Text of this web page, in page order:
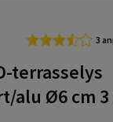
3
terrasselys
alu Ø6 cm 3